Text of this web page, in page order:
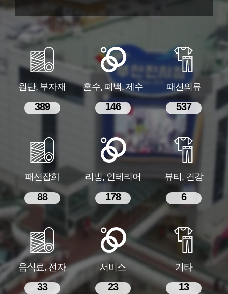
원단, 부자재
389
혼수, 폐백, 제수
146
패션의류
537
패션잡화
88
리빙, 인테리어
178
뷰티, 건강
6
음식료, 전자
33
서비스
23
기타
13